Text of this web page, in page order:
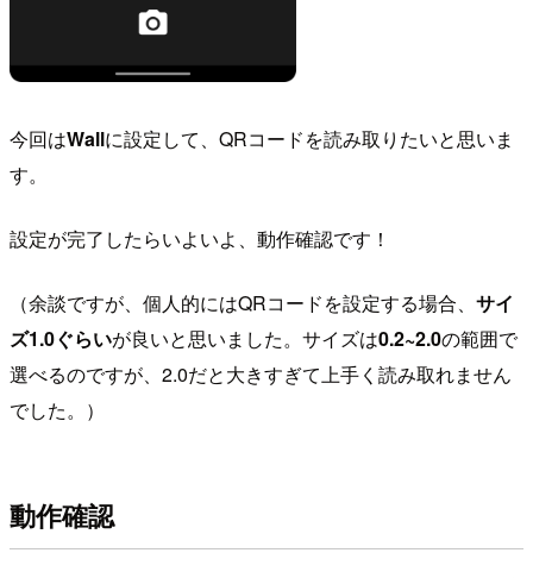
今回はWallに設定して、QRコードを読み取りたいと思いま
す。
設定が完了したらいよいよ、動作確認です！
（余談ですが、個人的にはQRコードを設定する場合、 サイ
ズ1.0ぐらいが良いと思いました。サイズは0.2~2.0の範囲で
選べるのですが、2.0だと大きすぎて上手く読み取れません
でした。）
動作確認